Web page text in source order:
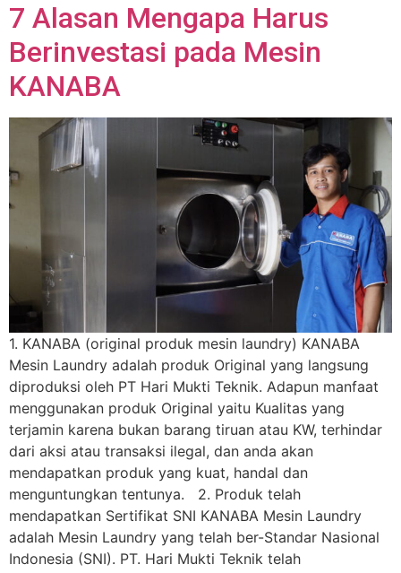
7 Alasan Mengapa Harus
Berinvestasi pada Mesin
KANABA
1. KANABA (original produk mesin laundry) KANABA
Mesin Laundry adalah produk Original yang langsung
diproduksi oleh PT Hari Mukti Teknik. Adapun manfaat
menggunakan produk Original yaitu Kualitas yang
terjamin karena bukan barang tiruan atau KW, terhindar
dari aksi atau transaksi ilegal, dan anda akan
mendapatkan produk yang kuat, handal dan
menguntungkan tentunya. 2. Produk telah
mendapatkan Sertifikat SNI KANABA Mesin Laundry
adalah Mesin Laundry yang telah ber-Standar Nasional
Indonesia (SNI). PT. Hari Mukti Teknik telah